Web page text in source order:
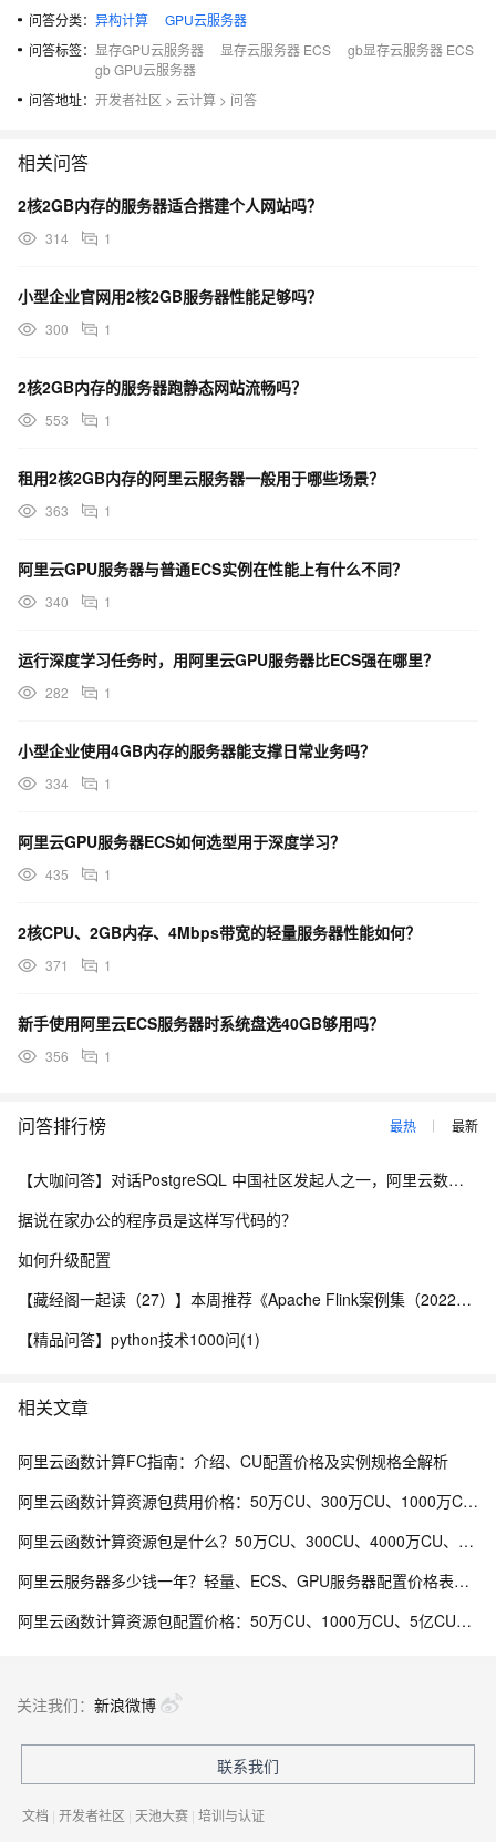
问答分类： 异构计算
GPU云服务器
问答标签： 显存GPU云服务器 显存云服务器 ECS
gb显存云服务器 ECS
gb GPU云服务器
问答地址： 开发者社区 > 云计算 > 问答
相关问答
2核2GB内存的服务器适合搭建个人网站吗？
314 1
小型企业官网用2核2GB服务器性能足够吗？
300 1
2核2GB内存的服务器跑静态网站流畅吗？
553 1
租用2核2GB内存的阿里云服务器一般用于哪些场景？
363 1
阿里云GPU服务器与普通ECS实例在性能上有什么不同？
340 1
运行深度学习任务时，用阿里云GPU服务器比ECS强在哪里？
282 1
小型企业使用4GB内存的服务器能支撑日常业务吗？
334 1
阿里云GPU服务器ECS如何选型用于深度学习？
435 1
2核CPU、2GB内存、4Mbps带宽的轻量服务器性能如何？
371 1
新手使用阿里云ECS服务器时系统盘选40GB够用吗？
356 1
问答排行榜 最热 最新
【大咖问答】对话PostgreSQL 中国社区发起人之一，阿里云数据库高级专家 德哥
据说在家办公的程序员是这样写代码的？
如何升级配置
【藏经阁一起读（27）】本周推荐《Apache Flink案例集（2022版）》，你有哪些心得？
【精品问答】python技术1000问(1)
相关文章
阿里云函数计算FC指南：介绍、CU配置价格及实例规格全解析
阿里云函数计算资源包费用价格：50万CU、300万CU、1000万CU、2亿CU、20亿CU费用清单
阿里云函数计算资源包是什么？50万CU、300CU、4000万CU、5亿CU及20亿CU是什么意思？如何收费？
阿里云服务器多少钱一年？轻量、ECS、GPU服务器配置价格表，个人、企业及学生活动整理
阿里云函数计算资源包配置价格：50万CU、1000万CU、5亿CU和20亿CU资源包费用清单
关注我们： 新浪微博
联系我们
文档 | 开发者社区 | 天池大赛 | 培训与认证